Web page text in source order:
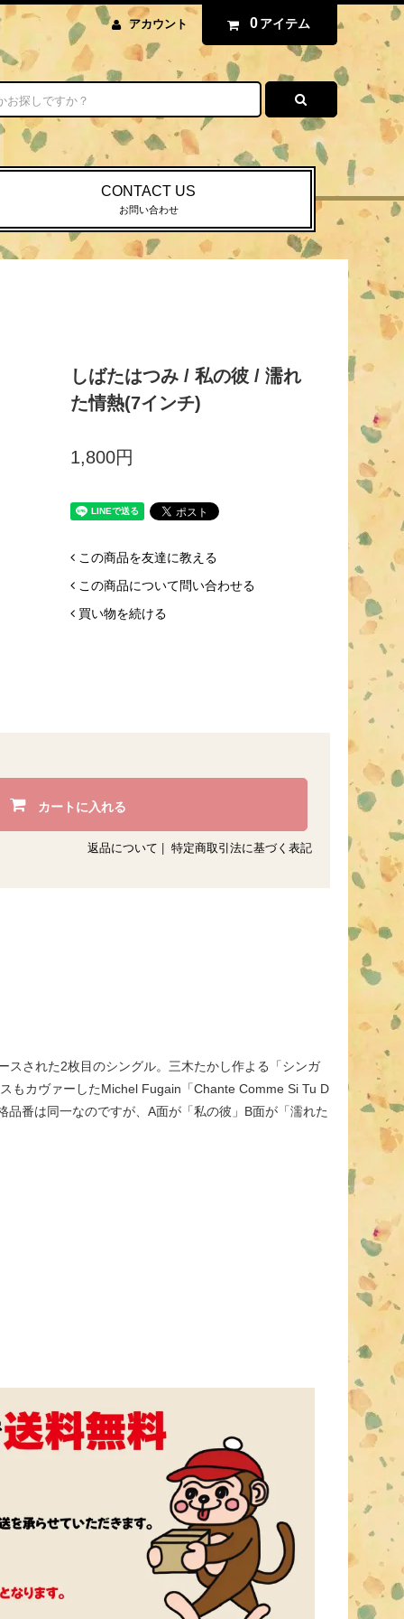
アカウント 0 アイテム
CONTACT US
お問い合わせ
しばたはつみ / 私の彼 / 濡れ
た情熱(7インチ)
1,800円
この商品を友達に教える
この商品について問い合わせる
買い物を続ける
カートに入れる
返品について 特定商取引法に基づく表記
された2枚目のシングル。三木たかし作よる「シンガ
もカヴァーしたMichel Fugain「Chante Comme Si Tu D
番は同一なのですが、A面が「私の彼」B面が「濡れた